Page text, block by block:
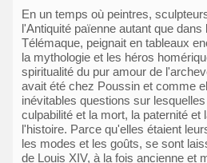
En un temps où peintres,
l'Antiquité païenne autant que
Télémaque, peignait en tableaux
la mythologie et les héros
spiritualité du pur amour de
avait été chez Poussin et comme
inévitables questions sur
culpabilité et la mort, la paternité
l'histoire. Parce qu'elles étaient
les modes et les goûts, se sont
de Louis XIV, à la fois ancienne et